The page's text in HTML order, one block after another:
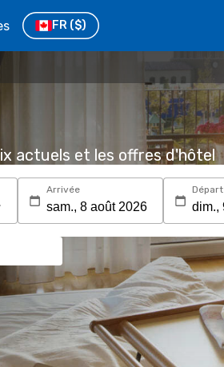
FR ($)
actuels et les offres d'hôtel
hôtel
Arrivée Départ